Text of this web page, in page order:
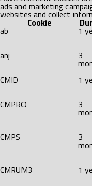
ads and marketing
websites and collect
Cookie
ab 1
anj 3
CMID 1
CMPRO 3
CMPS 3
CMRUM3 1